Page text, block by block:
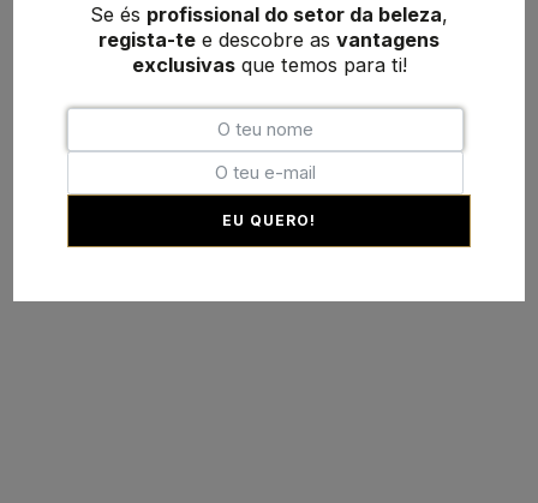
Se és profissional do setor da beleza,
regista-te e descobre as vantagens
exclusivasque temos para ti!
EU QUERO!